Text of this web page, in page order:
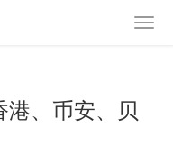
、币安、贝